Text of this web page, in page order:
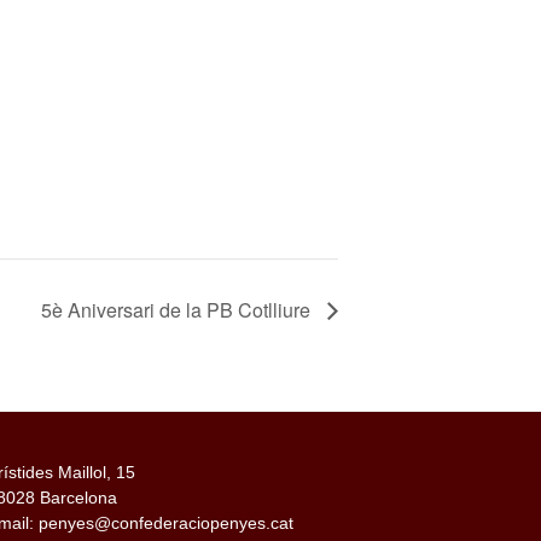
5è Aniversari de la PB Cotlliure
Maillol, 15
Barcelona
penyes@confederaciopenyes.cat